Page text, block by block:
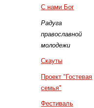
С нами Бог
Радуга
православной
молодежи
Скауты
Проект "Гостевая
семья"
Фестиваль